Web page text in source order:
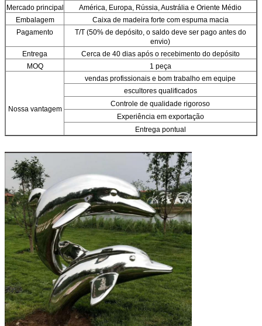
Mercado principal
América, Europa, Rússia, Austrália e Oriente Médio
Embalagem
Caixa de madeira forte com espuma macia
Pagamento
T/T (50% de depósito, o saldo deve ser pago antes do
envio)
Entrega
Cerca de 40 dias após o recebimento do depósito
MOQ
1 peça
Nossa vantagem
vendas profissionais e bom trabalho em equipe
escultores qualificados
Controle de qualidade rigoroso
Experiência em exportação
Entrega pontual